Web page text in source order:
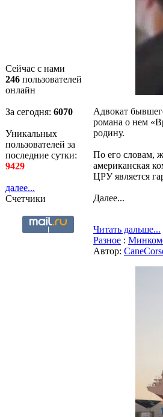
Сейчас с нами
246 пользователей
онлайн
За сегодня: 6070
Уникальных
пользователей за
последние сутки:
9429
далее...
Счетчики
Адвокат
романа о нем
родину.
По его словам,
американская
ЦРУ является
Далее...
Читать дальше...
Разное :
Автор: